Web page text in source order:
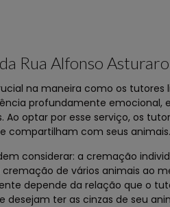
Rua Alfonso Asturaro
na maneira como os tutores
profundamente emocional,
optar por esse serviço, os
compartilham com seus animais.
considerar: a cremação
de vários animais ao
depende da relação que o
ter as cinzas de seu